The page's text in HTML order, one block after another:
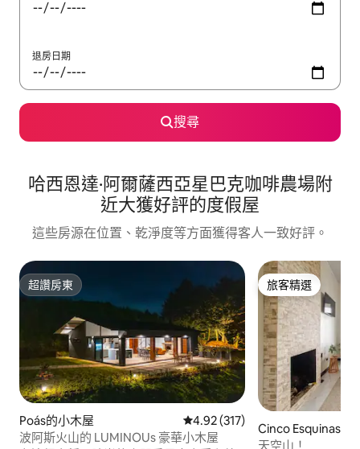
退房日期
搜尋
哈西恩達·阿爾薩西亞星巴克咖啡農場附
近大獲好評的度假屋
這些房源在位置、乾淨度等方面獲得客人一致好評。
超讚房東
超讚房東
Poás的小木屋 從 317 則評價中獲得 4.92 的平
4.92 (317)
波阿斯火山的 LUMINOUs 豪華小木屋
旅客精選
旅客精選
Cinco Esquinas的
天空山！